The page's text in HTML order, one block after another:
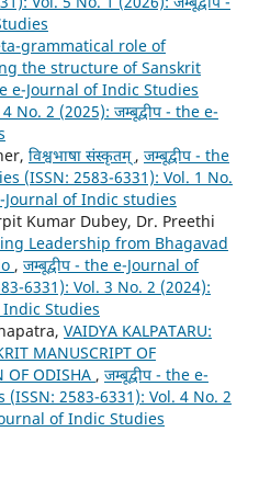
grammatical role of
the structure of Sanskrit
e-Journal of Indic Studies
No. 2 (2025): जम्बूद्वीप - the e-
विश्वभाषा संस्कृतम् , जम्बूद्वीप - the
(ISSN: 2583-6331): Vol. 1 No.
Journal of Indic studies
Kumar Dubey, Dr. Preethi
Leadership from Bhagavad
, जम्बूद्वीप - the e-Journal of
6331): Vol. 3 No. 2 (2024):
Indic Studies
VAIDYA KALPATARU:
MANUSCRIPT OF
OF ODISHA , जम्बूद्वीप - the e-
2583-6331): Vol. 4 No. 2
of Indic Studies